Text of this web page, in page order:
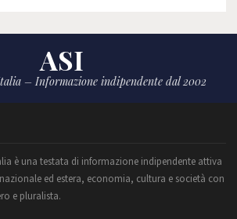
ASI
– Informazione indipendente dal 2002
è una testata di informazione indipendente attiva
ed estera, economia, cultura e società con
e pluralista.